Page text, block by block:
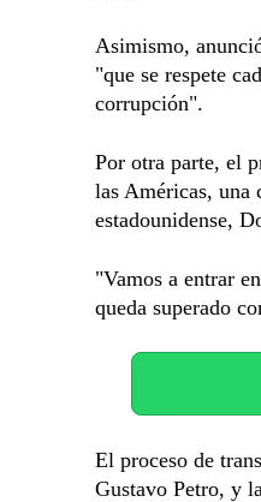
Asimismo,
"que se respete
corrupción".
Por otra parte, el
las Américas, una
estadounidense,
"Vamos a entrar
queda superado
El proceso de
Gustavo Petro, y